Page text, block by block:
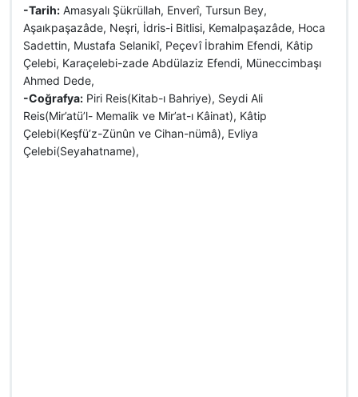
-Tarih: Amasyalı Şükrüllah, Enverî, Tursun Bey,
Aşaıkpaşazâde, Neşri, İdris-i Bitlisi, Kemalpaşazâde, Hoca
Sadettin, Mustafa Selanikî, Peçevî İbrahim Efendi, Kâtip
Çelebi, Karaçelebi-zade Abdülaziz Efendi, Müneccimbaşı
Ahmed Dede,
-Coğrafya: Piri Reis(Kitab-ı Bahriye), Seydi Ali
Reis(Mir’atü’l- Memalik ve Mir’at-ı Kâinat), Kâtip
Çelebi(Keşfü’z-Zünûn ve Cihan-nümâ), Evliya
Çelebi(Seyahatname),